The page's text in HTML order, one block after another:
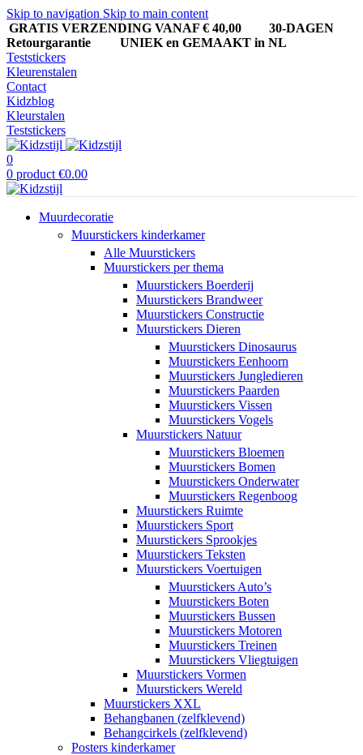
Skip to navigation Skip to main content
GRATIS VERZENDING VANAF € 40,00
30-DAGEN
Retourgarantie UNIEK en GEMAAKT in NL
Teststickers
Kleurenstalen
Contact
Kidzblog
Kleurstalen
Teststickers
0
0 product €0.00
Muurdecoratie
Muurstickers kinderkamer
Alle Muurstickers
Muurstickers per thema
Muurstickers Boerderij
Muurstickers Brandweer
Muurstickers Constructie
Muurstickers Dieren
Muurstickers Dinosaurus
Muurstickers Eenhoorn
Muurstickers Jungledieren
Muurstickers Paarden
Muurstickers Vissen
Muurstickers Vogels
Muurstickers Natuur
Muurstickers Bloemen
Muurstickers Bomen
Muurstickers Onderwater
Muurstickers Regenboog
Muurstickers Ruimte
Muurstickers Sport
Muurstickers Sprookjes
Muurstickers Teksten
Muurstickers Voertuigen
Muurstickers Auto’s
Muurstickers Boten
Muurstickers Bussen
Muurstickers Motoren
Muurstickers Treinen
Muurstickers Vliegtuigen
Muurstickers Vormen
Muurstickers Wereld
Muurstickers XXL
Behangbanen (zelfklevend)
Behangcirkels (zelfklevend)
Posters kinderkamer